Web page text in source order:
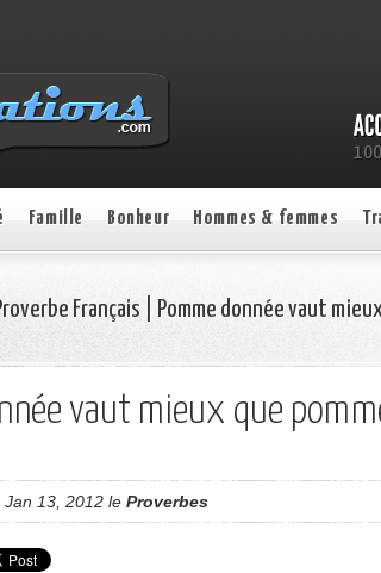
Famille Bonheur Hommes & femmes
Français | Pomme donnée vaut
vaut mieux que
13, 2012 le Proverbes